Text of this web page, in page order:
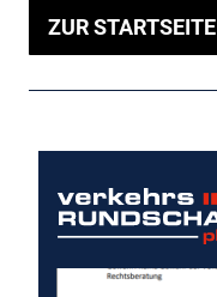
ZUR STARTSEITE